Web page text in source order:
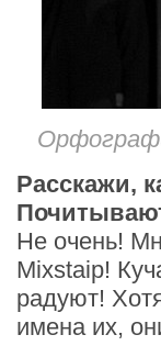
Расскажи,
Не очень!
Mixstaip!
радуют!
имена их,